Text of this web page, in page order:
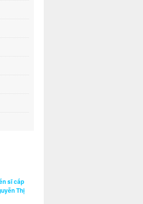
sĩ cấp
Thị